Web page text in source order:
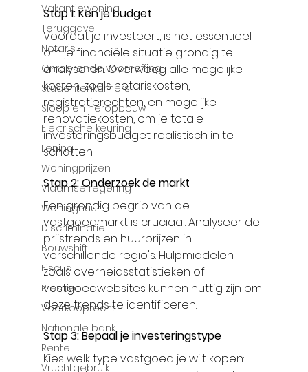
Vakantiewoning
Teruggave
Notaris
Onroerende voorheffing
Studentenkamers
Sloop en heropbouw
Elektrische keuring
Lening
Woningprijzen
Vlaamse regering
Woninghuur
Discriminatie
Bouwshift
Fiscus
Premie
Voorkooprecht
Nationale bank
Rente
Vruchtgebruik
Stap 1: Ken je budget
Voordat je investeert, is het essentieel
om je financiële situatie grondig te
analyseren. Overweeg alle mogelijke
kosten, zoals notariskosten,
registratierechten, en mogelijke
renovatiekosten, om je totale
investeringsbudget realistisch in te
schatten.
Stap 2: Onderzoek de markt
Een grondig begrip van de
vastgoedmarkt is cruciaal. Analyseer de
prijstrends en huurprijzen in
verschillende regio's. Hulpmiddelen
zoals overheidsstatistieken of
vastgoedwebsites kunnen nuttig zijn om
deze trends te identificeren.
Stap 3: Bepaal je investeringstype
Kies welk type vastgoed je wilt kopen: